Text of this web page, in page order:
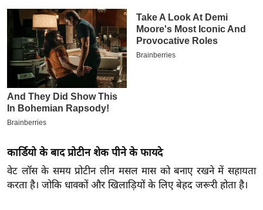
ई
-
पे
प
र
मि
ल
बे
कार्डियो के बाद प्रोटीन शेक पीने के फायदे
वेट लॉस के समय प्रोटीन लीन मसल मास को बनाए रखने में सहायता
करता है। जोकि धावकों और खिलाड़ियों के लिए बेहद जरूरी होता है।